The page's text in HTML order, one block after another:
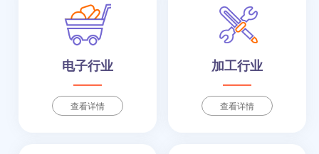
电子行业
查看详情
加工行业
查看详情